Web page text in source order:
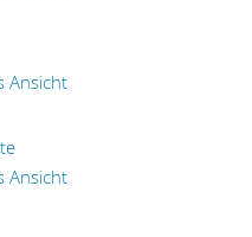
Ansicht
Ansicht